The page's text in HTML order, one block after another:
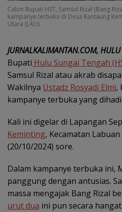
Calon Bupati HST, Samsul Rizal (Bang
kampanye terbuka di Desa Rantaung
Utara (LAU).
JURNALKALIMANTAN.COM,
Bupati Hulu Sungai Tengah
Samsul Rizal atau akrab disapa
Wakilnya Ustadz Rosyadi Elmi,
kampanye terbuka yang
Kali ini digelar di Lapangan
Keminting, Kecamatan
(20/10/2024) sore.
Dalam kampanye terbuka ini,
panggung dengan antusias.
massa mengajak Bang Rizal
urut dua ini pun secara